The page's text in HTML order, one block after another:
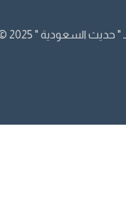
السعودية " 2025 ©